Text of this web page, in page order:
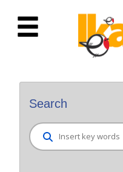
Skip to Main Content
Search